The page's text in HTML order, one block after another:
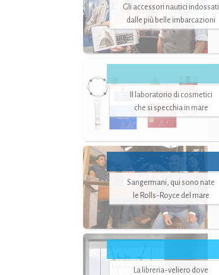
Gli accessori nautici indossati
dalle più belle imbarcazioni
Il laboratorio di cosmetici
che si specchia in mare
Sangermani, qui sono nate
le Rolls-Royce del mare
La libreria-veliero dove